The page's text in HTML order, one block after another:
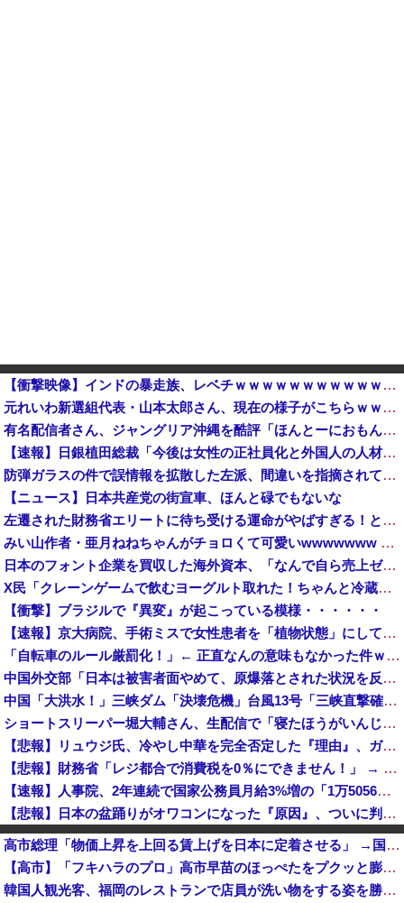
【衝撃映像】インドの暴走族、レベチｗｗｗｗｗｗｗｗｗｗｗｗｗｗｗｗ
元れいわ新選組代表・山本太郎さん、現在の様子がこちらｗｗｗｗｗ
有名配信者さん、ジャングリア沖縄を酷評「ほんとーにおもんない！カス！」→炎上→逆に配信でブチギレ反論！絶叫しながら熱弁「誰かが声を上げないといけ...
【速報】日銀植田総裁「今後は女性の正社員化と外国人の人材活用が鍵」
防弾ガラスの件で誤情報を拡散した左派、間違いを指摘されても頑として認めなかった結果……
【ニュース】日本共産党の街宣車、ほんと碌でもないな
左遷された財務省エリートに待ち受ける運命がやばすぎる！と話題に、経歴自体はとんでもないものだが……
みい山作者・亜月ねねちゃんがチョロくて可愛いwwwwwww （※画像あり）他
日本のフォント企業を買収した海外資本、「なんで自ら売上ゼロにするようなことするの」とドン引きするような方針転換を……
X民「クレーンゲームで飲むヨーグルト取れた！ちゃんと冷蔵庫で冷やされてたし問題ないよねｗ」ｸﾞﾋﾞｯ→結果ｗｗｗｗｗｗｗ
【衝撃】ブラジルで『異変』が起こっている模様・・・・・・
【速報】京大病院、手術ミスで女性患者を「植物状態」にしてしまう・・・
「自転車のルール厳罰化！」← 正直なんの意味もなかった件ｗｗｗｗｗｗｗｗ
中国外交部「日本は被害者面やめて、原爆落とされた状況を反省すべき」
中国「大洪水！」三峡ダム「決壊危機」台風13号「三峡直撃確定」日本「最も強い勢力で接近！（伊勢湾台風級」台風13号と15号「中国本土でぶつかり合...
ショートスリーパー堀大輔さん、生配信で「寝たほうがいんじゃないですか？」というコメントにブチギレ！ガチで怖すぎると話題に・・・
【悲報】リュウジ氏、冷やし中華を完全否定した『理由』、ガチでヤバイ・・・・・・
【悲報】財務省「レジ都合で消費税を0％にできません！」 → X民「指定ゴミ袋を買ってレシート見たら消費税はゼロになるんだけど？」ｗｗｗｗｗｗｗｗ...
【速報】人事院、2年連続で国家公務員月給3%増の「1万5056円」引き上げ勧告 2年で6%超え
【悲報】日本の盆踊りがオワコンになった『原因』、ついに判明する・・・・・
『クローバー』全巻「99円」セール！全43巻「22,704円」→「4,257円」！実写ドラマ化もされたチャンピオンが誇る名作ヤンキー漫画！『ドロ...
高市総理「物価上昇を上回る賃上げを日本に定着させる」 →国家公務員月給3.51％増へ 人事院の勧告を受け
【高市】「フキハラのプロ」高市早苗のほっぺたをプクッと膨らませて不貞腐れた顔がこれ
韓国人観光客、福岡のレストランで店員が洗い物をする姿を勝手に撮影するばかりか、日本は不潔な国みたいにSNSで拡散！